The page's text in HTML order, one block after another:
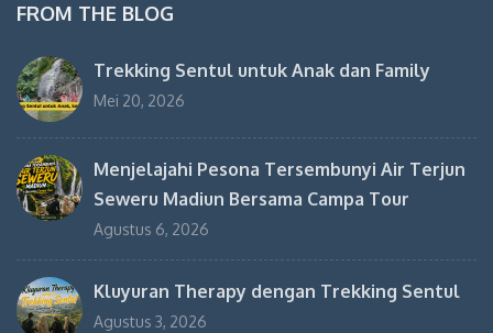
FROM THE BLOG
Trekking Sentul untuk Anak dan Family
Mei 20, 2026
Menjelajahi Pesona Tersembunyi Air Terjun
Seweru Madiun Bersama Campa Tour
Agustus 6, 2026
Kluyuran Therapy dengan Trekking Sentul
Agustus 3, 2026